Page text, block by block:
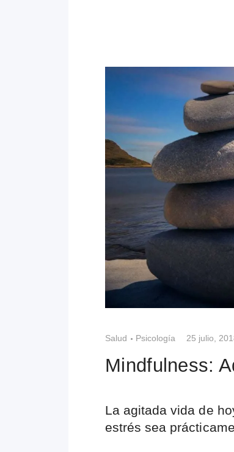
Salud Psicología 25 julio,
Mindfulness:
La agitada vida de
estrés sea